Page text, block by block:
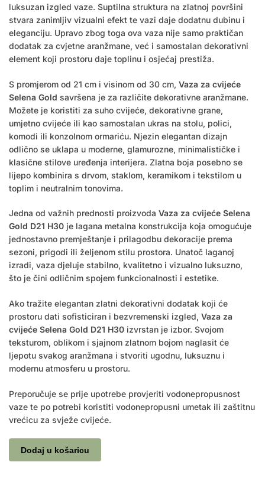
luksuzan izgled vaze. Suptilna struktura na zlatnoj površini
stvara zanimljiv vizualni efekt te vazi daje dodatnu dubinu i
eleganciju. Upravo zbog toga ova vaza nije samo praktičan
dodatak za cvjetne aranžmane, već i samostalan dekorativni
element koji prostoru daje toplinu i osjećaj prestiža.
S promjerom od 21 cm i visinom od 30 cm, Vaza za cvijeće
Selena Gold savršena je za različite dekorativne aranžmane.
Možete je koristiti za suho cvijeće, dekorativne grane,
umjetno cvijeće ili kao samostalan ukras na stolu, polici,
komodi ili konzolnom ormariću. Njezin elegantan dizajn
odlično se uklapa u moderne, glamurozne, minimalističke i
klasične stilove uređenja interijera. Zlatna boja posebno se
lijepo kombinira s drvom, staklom, keramikom i tekstilom u
toplim i neutralnim tonovima.
Jedna od važnih prednosti proizvoda Vaza za cvijeće Selena
Gold D21 H30 je lagana metalna konstrukcija koja omogućuje
jednostavno premještanje i prilagodbu dekoracije prema
sezoni, prigodi ili željenom stilu prostora. Unatoč laganoj
izradi, vaza djeluje stabilno, kvalitetno i vizualno luksuzno,
što je čini odličnim spojem funkcionalnosti i estetike.
Ako tražite elegantan zlatni dekorativni dodatak koji će
prostoru dati sofisticiran i bezvremenski izgled, Vaza za
cvijeće Selena Gold D21 H30 izvrstan je izbor. Svojom
teksturom, oblikom i sjajnom zlatnom bojom naglasit će
ljepotu svakog aranžmana i stvoriti ugodnu, luksuznu i
modernu atmosferu u prostoru.
Preporučuje se prije upotrebe provjeriti vodonepropusnost
vaze te po potrebi koristiti vodonepropusni umetak ili zaštitnu
vrećicu za svježe cvijeće.
Dodaj u košaricu